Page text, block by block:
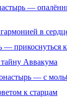
—
в
прикоснуться
Аввакума
— с
к старцам